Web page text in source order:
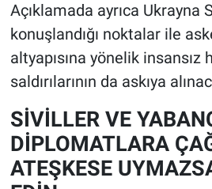
Açıklamada ayrıca Ukrayna
konuşlandığı noktalar ile
altyapısına yönelik insansız
saldırılarının da askıya
SİVİLLER VE
DİPLOMATLARA
ATEŞKESE